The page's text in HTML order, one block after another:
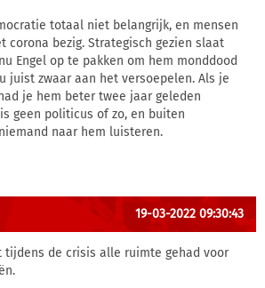
totaal niet belangrijk, en mensen
corona bezig. Strategisch gezien slaat
Engel op te pakken om hem monddood
juist zwaar aan het versoepelen. Als je
je hem beter twee jaar geleden
geen politicus of zo, en buiten
naar hem luisteren.
19-03-2022 09:30:43
tijdens de crisis alle ruimte gehad voor